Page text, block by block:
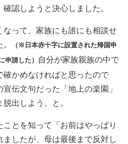
認しようと決心しました。
なって、家族にも誰にも相談せ
（※日本赤十字に設置された帰国申
申請した）
自分が家族親族の中で
確かめなければと思ったので
伝文句だった「地上の楽園」
出しよう、と。
とを知って「お前はやっぱり
したが、母は最後まで反対し